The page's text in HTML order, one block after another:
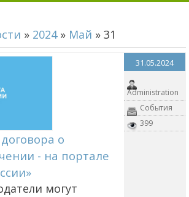
» 2024 » Май » 31
о
- на портале
могут
31.05.2024
Administration
События
399